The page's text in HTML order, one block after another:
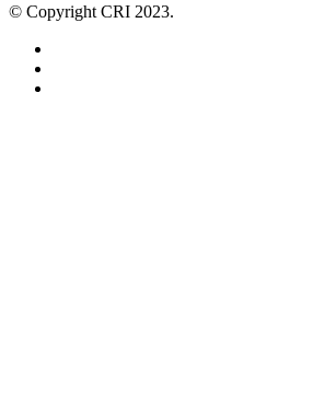
© Copyright CRI 2023.